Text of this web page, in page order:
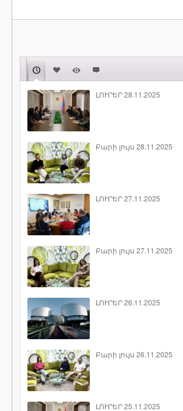
ԼՈՒՐԵՐ 28.11.2025
Բարի լույս 28.11.2025
ԼՈՒՐԵՐ 27.11.2025
Բարի լույս 27.11.2025
ԼՈՒՐԵՐ 26.11.2025
Բարի լույս 26.11.2025
ԼՈՒՐԵՐ 25.11.2025